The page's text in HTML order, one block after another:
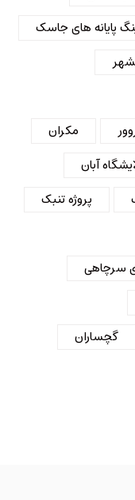
پایانه های جاسک
مکران
آبان
پروژه تنبک
سرچاهی
گچساران